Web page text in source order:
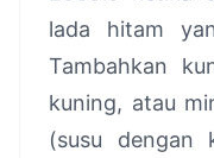
lada hitam
Tambahkan
kuning, atau
(susu dengan